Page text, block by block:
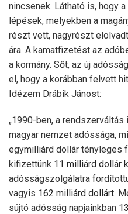
nincsenek. Látható is, hogy
lépések, melyekben a
részt vett, nagyrészt
ára. A kamatfizetést az
a kormány. Sőt, az új
el, hogy a korábban felvett
Idézem Drábik Jánost:
„1990-ben, a rendszerváltás
magyar nemzet adóssága,
egymilliárd dollár tényleges
kifizettünk 11 milliárd dollár
adósságszolgálatra
vagyis 162 milliárd dollárt.
sújtó adósság napjainkban